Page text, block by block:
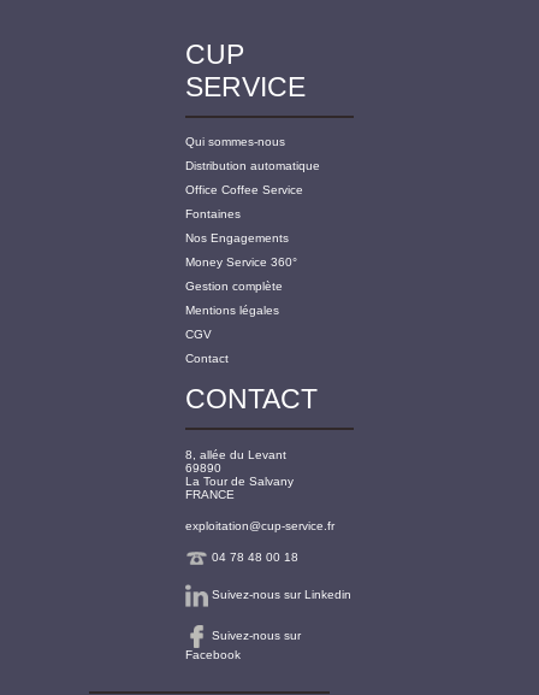
CUP
SERVICE
Qui sommes-nous
Distribution automatique
Office Coffee Service
Fontaines
Nos Engagements
Money Service 360°
Gestion complète
Mentions légales
CGV
Contact
CONTACT
8, allée du Levant
69890
La Tour de Salvany
FRANCE
exploitation@cup-service.fr
04 78 48 00 18
Suivez-nous sur Linkedin
Suivez-nous sur
Facebook